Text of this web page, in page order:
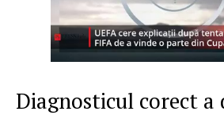
Diagnosticul corect a